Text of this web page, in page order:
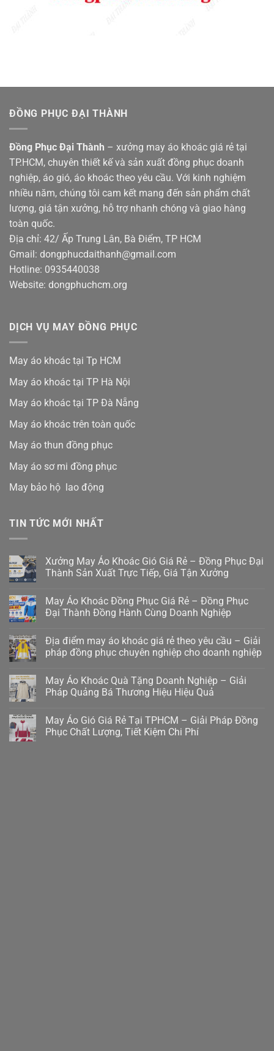
ĐỒNG PHỤC ĐẠI THÀNH
Đồng Phục Đại Thành – xưởng may áo khoác giá rẻ tại
TP.HCM, chuyên thiết kế và sản xuất đồng phục doanh
nghiệp, áo gió, áo khoác theo yêu cầu. Với kinh nghiệm
nhiều năm, chúng tôi cam kết mang đến sản phẩm chất
lượng, giá tận xưởng, hỗ trợ nhanh chóng và giao hàng
toàn quốc.
Địa chỉ: 42/ Ấp Trung Lân, Bà Điểm, TP HCM
Gmail: dongphucdaithanh@gmail.com
Hotline: 0935440038
Website: dongphuchcm.org
DỊCH VỤ MAY ĐỒNG PHỤC
May áo khoác tại Tp HCM
May áo khoác tại TP Hà Nội
May áo khoác tại TP Đà Nẵng
May áo khoác trên toàn quốc
May áo thun đồng phục
May áo sơ mi đồng phục
May bảo hộ lao động
TIN TỨC MỚI NHẤT
Xưởng May Áo Khoác Gió Giá Rẻ – Đồng Phục Đại
Thành Sản Xuất Trực Tiếp, Giá Tận Xưởng
May Áo Khoác Đồng Phục Giá Rẻ – Đồng Phục
Đại Thành Đồng Hành Cùng Doanh Nghiệp
Địa điểm may áo khoác giá rẻ theo yêu cầu – Giải
pháp đồng phục chuyên nghiệp cho doanh nghiệp
May Áo Khoác Quà Tặng Doanh Nghiệp – Giải
Pháp Quảng Bá Thương Hiệu Hiệu Quả
May Áo Gió Giá Rẻ Tại TPHCM – Giải Pháp Đồng
Phục Chất Lượng, Tiết Kiệm Chi Phí